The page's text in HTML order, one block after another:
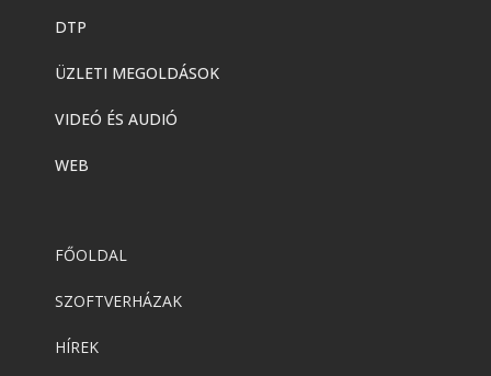
DTP
ÜZLETI MEGOLDÁSOK
VIDEÓ ÉS AUDIÓ
WEB
FŐOLDAL
SZOFTVERHÁZAK
HÍREK